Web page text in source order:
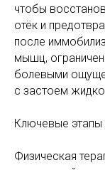
чтобы
отёк и
после
мышц,
болевыми
с застоем
Ключевые этапы
Физическая